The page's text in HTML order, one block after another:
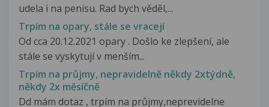
udela i na penisu. Rad bych věděl,...
Trpím na opary, stále se vracejí
Od cca 20.12.2021 opary . Došlo ke zlepšení, ale
stále se vyskytují v menším...
Trpím na průjmy, nepravidelně někdy 2xtýdně,
někdy 2x měsíčně
Dd mám dotaz , trpím na průjmy,neprevidelne